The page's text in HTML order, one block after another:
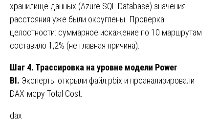
хранилище данных (Azure SQL Database) значения
расстояния уже были округлены. Проверка
целостности: суммарное искажение по 10 маршрутам
составило 1,2% (не главная причина).
Шаг 4. Трассировка на уровне модели Power
BI. Эксперты открыли файл.pbix и проанализировали
DAX-меру Total Cost:
dax